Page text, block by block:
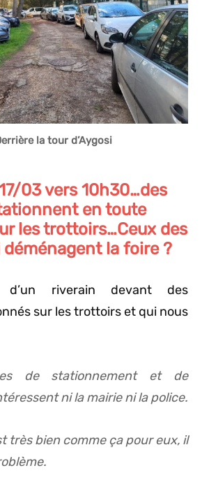
la tour d’Aygosi
03 vers 10h30…des
en toute
les trottoirs…Ceux des
la foire ?
d’un riverain devant des
sur les trottoirs et qui nous
de stationnement et de
ni la mairie ni la police.
très bien comme ça pour eux, il